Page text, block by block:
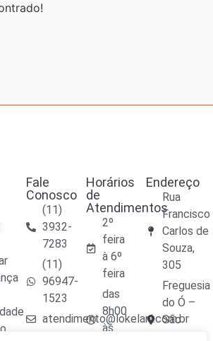
Fale
Conosco
(11)
3932-
7283
(11)
96947-
1523
atendimento@lokelani.com.br
Horários
de
Atendimentos
2º
feira
à 6º
feira
das
8h00
às
Endereço
Rua
Francisco
Carlos de
Souza,
305
Freguesia
do Ó –
São